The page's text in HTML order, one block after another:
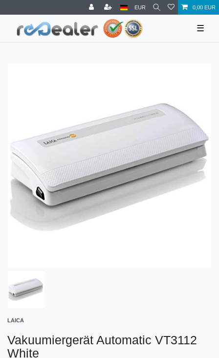
EUR 0,00 EUR
☰
LAICA
Vakuumiergerät Automatic VT3112
White